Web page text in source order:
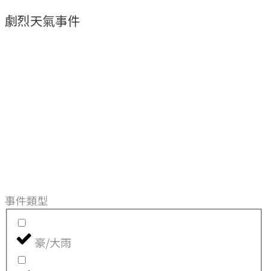
劇烈天氣事件
事件類型
豪/大雨